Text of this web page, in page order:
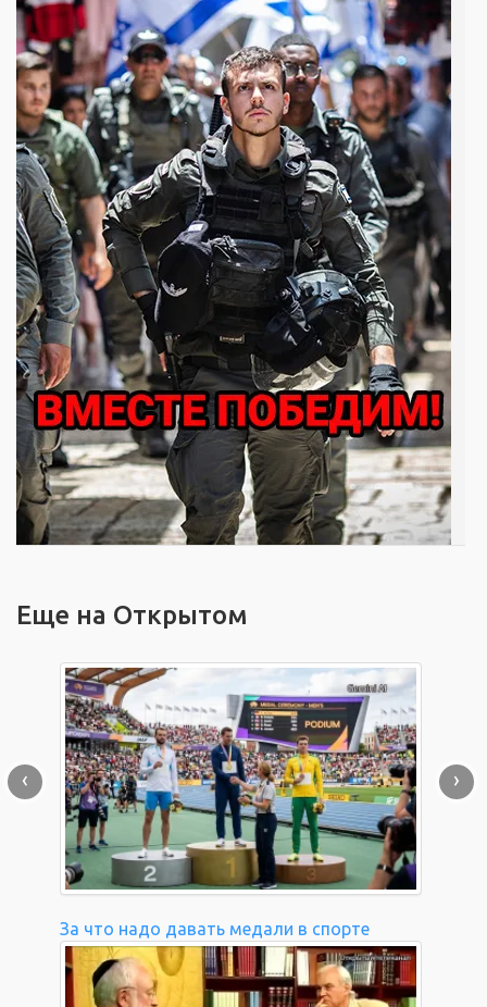
Еще на Открытом
За что надо давать медали в спорте
‹ ›